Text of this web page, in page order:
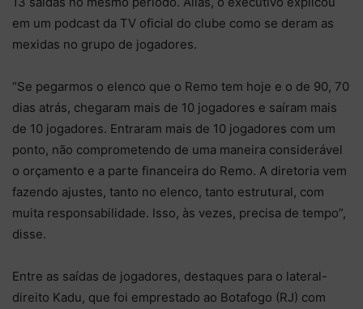
em um podcast da TV oficial do clube como se deram as
mexidas no grupo de jogadores.
“Se pegarmos o elenco que o Remo tem hoje e o de 90, 70
dias atrás, chegaram mais de 10 jogadores e saíram mais
de 10 jogadores. Entraram mais de 10 jogadores com um
ponto, não comprometendo de uma maneira considerável
o orçamento e a parte financeira do Remo. A diretoria vem
fazendo ajustes, tanto no elenco, tanto estrutural, com
muita responsabilidade. Isso, às vezes, precisa de tempo”,
disse.
Entre as saídas de jogadores, destaques para o lateral-
direito Kadu, que foi emprestado ao Botafogo (RJ) com